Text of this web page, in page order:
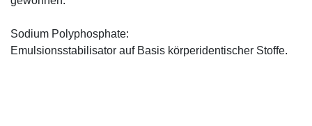
Sodium Polyphosphate:
Emulsionsstabilisator auf Basis körperidentischer Stoffe.